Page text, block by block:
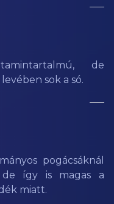
de
sok a só.
pogácsáknál
így is magas a
miatt.